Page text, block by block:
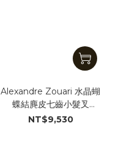
Alexandre Zouari 水晶蝴
蝶結麂皮七齒小髮叉
(#191351_QQ)
NT$9,530